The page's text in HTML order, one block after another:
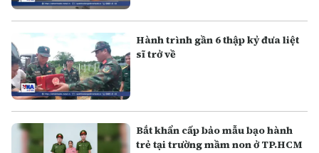
Hành trình gần 6 thập kỷ đưa liệt
sĩ trở về
Bắt khẩn cấp bảo mẫu bạo hành
trẻ tại trường mầm non ở TP.HCM